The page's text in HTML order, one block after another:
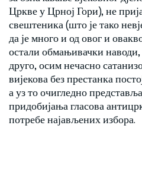
Цркве у Црној Гори), не
свештеника (што је тако
да је много и од овог и
остали обмањивачки
друго, осим нечасно
вијекова без престанка
а уз то очигледно
придобијања гласова
потребе најављених избора.